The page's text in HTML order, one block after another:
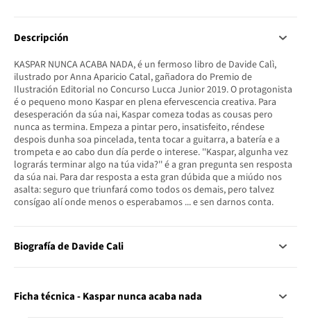
Descripción
KASPAR NUNCA ACABA NADA, é un fermoso libro de Davide Calì,
ilustrado por Anna Aparicio Catal, gañadora do Premio de
Ilustración Editorial no Concurso Lucca Junior 2019. O protagonista
é o pequeno mono Kaspar en plena efervescencia creativa. Para
desesperación da súa nai, Kaspar comeza todas as cousas pero
nunca as termina. Empeza a pintar pero, insatisfeito, réndese
despois dunha soa pincelada, tenta tocar a guitarra, a batería e a
trompeta e ao cabo dun día perde o interese. ''Kaspar, algunha vez
lograrás terminar algo na túa vida?'' é a gran pregunta sen resposta
da súa nai. Para dar resposta a esta gran dúbida que a miúdo nos
asalta: seguro que triunfará como todos os demais, pero talvez
consígao alí onde menos o esperabamos ... e sen darnos conta.
Biografía de Davide Cali
Ficha técnica - Kaspar nunca acaba nada